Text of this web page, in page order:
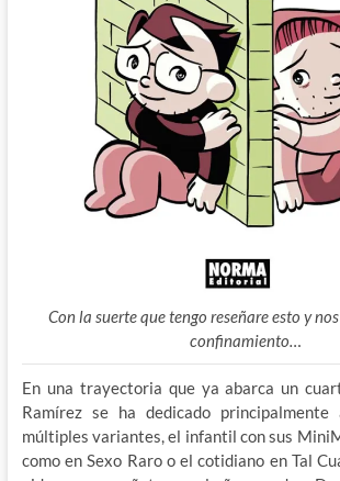
Con la suerte que tengo reseñare esto y
confinamiento…
En una trayectoria que ya abarca un
Ramírez se ha dedicado
múltiples variantes, el infantil con sus
como en Sexo Raro o el cotidiano en Tal